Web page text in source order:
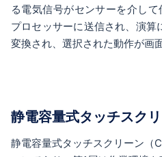
る電気信号がセンサーを介し
プロセッサーに送信され、演算
変換され、選択された動作が画
静電容量式タッチスクリ
静電容量式タッチスクリーン（